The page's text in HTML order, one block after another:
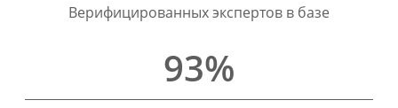
Верифицированных экспертов в базе
93%